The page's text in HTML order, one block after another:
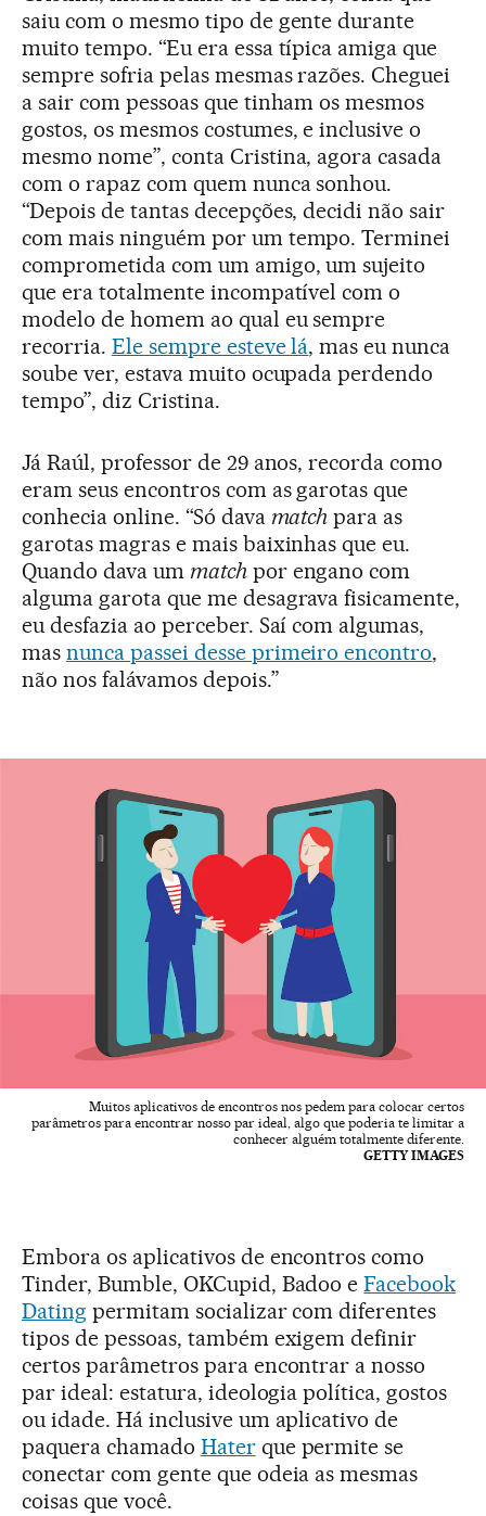
saiu com o mesmo tipo de gente durante
muito tempo. “Eu era essa típica amiga que
sempre sofria pelas mesmas razões. Cheguei
a sair com pessoas que tinham os mesmos
gostos, os mesmos costumes, e inclusive o
mesmo nome”, conta Cristina, agora casada
com o rapaz com quem nunca sonhou.
“Depois de tantas decepções, decidi não sair
com mais ninguém por um tempo. Terminei
comprometida com um amigo, um sujeito
que era totalmente incompatível com o
modelo de homem ao qual eu sempre
recorria. Ele sempre esteve lá, mas eu nunca
soube ver, estava muito ocupada perdendo
tempo”, diz Cristina.
Já Raúl, professor de 29 anos, recorda como
eram seus encontros com as garotas que
conhecia online. “Só dava match para as
garotas magras e mais baixinhas que eu.
Quando dava um matchpor engano com
alguma garota que me desagrava fisicamente,
eu desfazia ao perceber. Saí com algumas,
mas nunca passei desse primeiro encontro,
não nos falávamos depois.”
Muitos aplicativos de encontros nos pedem para colocar certos
parâmetros para encontrar nosso par ideal, algo que poderia te limitar a
conhecer alguém totalmente diferente.
GETTY IMAGES
Embora os aplicativos de encontros como
Tinder, Bumble, OKCupid, Badoo eFacebook
Dating permitam socializar com diferentes
tipos de pessoas, também exigem definir
certos parâmetros para encontrar a nosso
par ideal: estatura, ideologia política, gostos
ou idade. Há inclusive um aplicativo de
paquera chamado Haterque permite se
conectar com gente que odeia as mesmas
coisas que você.